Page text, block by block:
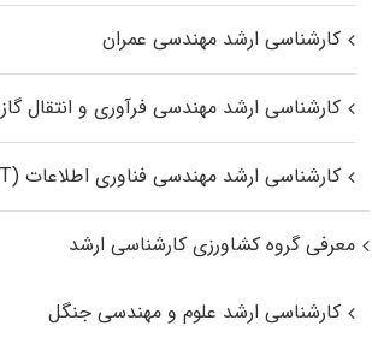
کارشناسی ارشد مهندسی عمران
کارشناسی ارشد مهندسی فرآوری و انتقال گاز
کارشناسی ارشد مهندسی فناوری اطلاعات (IT)
معرفی گروه کشاورزی کارشناسی ارشد
کارشناسی ارشد علوم و مهندسی جنگل